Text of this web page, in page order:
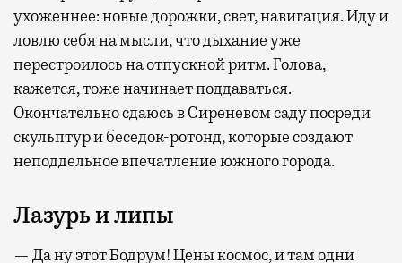
ухоженнее: новые дорожки, свет, навигация. Иду и
ловлю себя на мысли, что дыхание уже
перестроилось на отпускной ритм. Голова,
кажется, тоже начинает поддаваться.
Окончательно сдаюсь в Сиреневом саду посреди
скульптур и беседок-ротонд, которые создают
неподдельное впечатление южного города.
Лазурь и липы
— Да ну этот Бодрум! Цены космос, и там одни